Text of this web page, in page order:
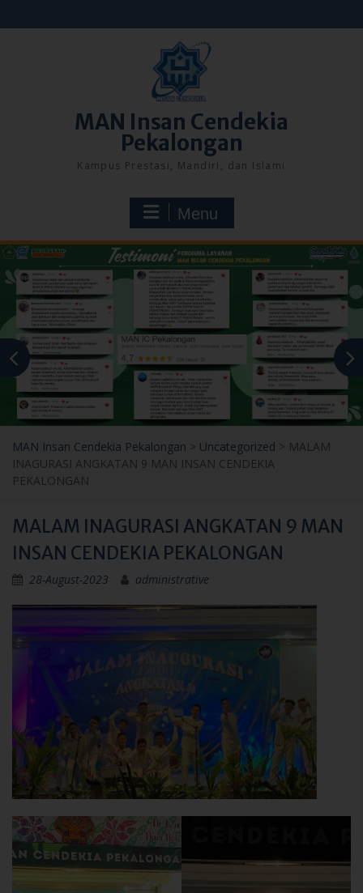
to
MAN Insan Cendekia
Pekalongan
Kampus Prestasi, Mandiri, dan Islami
Menu
MAN Insan Cendekia Pekalongan > Uncategorized > MALAM
INAGURASI ANGKATAN 9 MAN INSAN CENDEKIA
PEKALONGAN
MALAM INAGURASI ANGKATAN 9 MAN
INSAN CENDEKIA PEKALONGAN
28-August-2023 administrative